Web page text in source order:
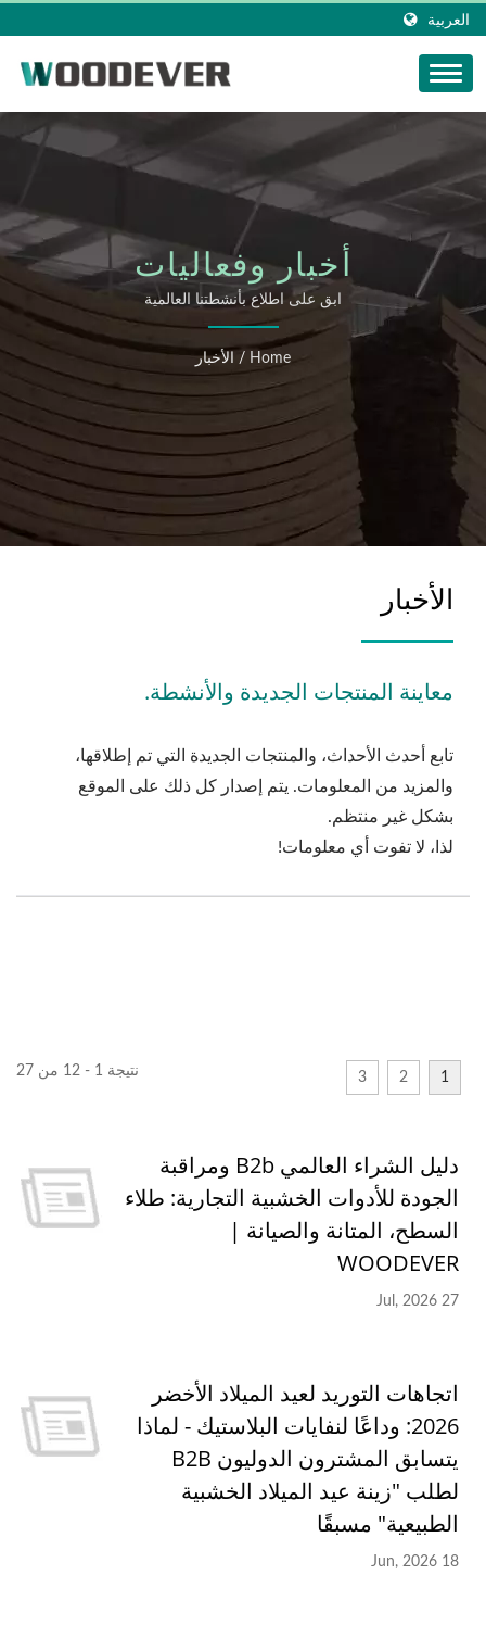
العربية
أخبار وفعاليات
WOODEVER
ابق على اطلاع بأنشطتنا العالمية
Home
/ الأخبار
الأخبار
معاينة المنتجات الجديدة والأنشطة.
تابع أحدث الأحداث، والمنتجات الجديدة التي تم إطلاقها،
والمزيد من المعلومات. يتم إصدار كل ذلك على الموقع
بشكل غير منتظم.
لذا، لا تفوت أي معلومات!
نتيجة 1 - 12 من 27 1
2
3
دليل الشراء العالمي B2b ومراقبة
الجودة للأدوات الخشبية التجارية: طلاء
السطح، المتانة والصيانة |
WOODEVER
27 Jul, 2026
اتجاهات التوريد لعيد الميلاد الأخضر
2026: وداعًا لنفايات البلاستيك - لماذا
يتسابق المشترون الدوليون B2B
لطلب "زينة عيد الميلاد الخشبية
الطبيعية" مسبقًا
18 Jun, 2026